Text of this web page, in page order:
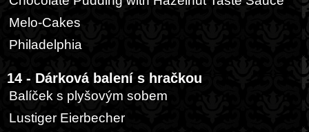
Melo-Cakes
Philadelphia
14 - Dárková balení s hračkou
Balíček s plyšovým sobem
Lustiger Eierbecher